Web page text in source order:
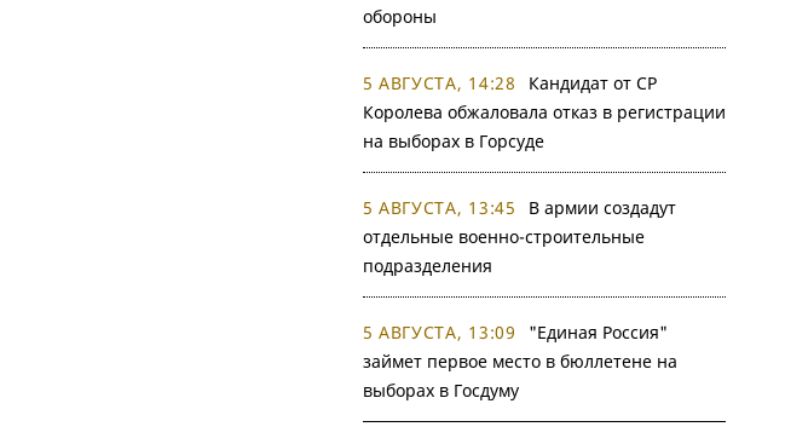
обороны
5 АВГУСТА, 14:28
Кандидат от СР
Королева обжаловала отказ в регистрации
на выборах в Горсуде
5 АВГУСТА, 13:45
В армии создадут
отдельные военно-строительные
подразделения
5 АВГУСТА, 13:09
"Единая Россия"
займет первое место в бюллетене на
выборах в Госдуму